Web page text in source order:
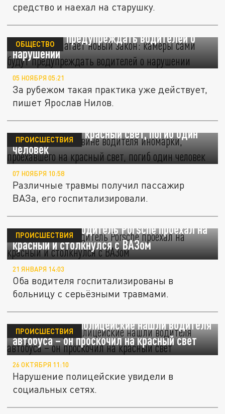
средство и наехал на старушку.
ЛДПР предлагает новый закон: камеры
сами будут предупреждать водителей о
нарушении
ОБЩЕСТВО
05 НОЯБРЯ 05:21
За рубежом такая практика уже действует,
пишет Ярослав Нилов.
В Кореновске по вине водителя иномарки,
проехавшего на красный свет, погиб один
человек
ПРОИСШЕСТВИЯ
07 НОЯБРЯ 10:58
Различные травмы получил пассажир
ВАЗа, его госпитализировали.
В Краснодаре водитель Porsche проехал на
красный и столкнулся с ВАЗом
ПРОИСШЕСТВИЯ
21 ЯНВАРЯ 14:03
Оба водителя госпитализированы в
больницу с серьёзными травмами.
Во Владимире полицейские нашли водителя
автобуса – он проскочил на красный свет
ПРОИСШЕСТВИЯ
26 ОКТЯБРЯ 11:10
Нарушение полицейские увидели в
социальных сетях.